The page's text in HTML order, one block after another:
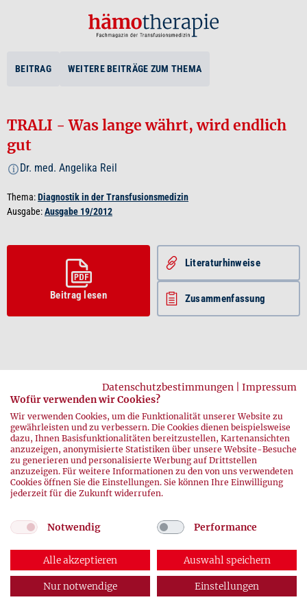
BEITRAG WEITERE BEITRÄGE ZUM THEMA
TRALI - Was lange währt, wird endlich
gut
i Dr. med. Angelika Reil
Thema:Diagnostik in der Transfusionsmedizin
Ausgabe:Ausgabe 19/2012
Beitrag lesen
Literatur­hinweise
Zusammenfassung
zurück
Impressum
Datenschutz
ABONNEMENT AUSGABEN KONTAKT
Datenschutzbestimmungen
Impressum
Wofür verwenden wir Cookies?
Wir verwenden Cookies, um die Funktionalität unserer Website zu
gewährleisten und zu verbessern. Die Cookies dienen beispielsweise
dazu, Ihnen Basisfunktionalitäten bereitzustellen, Kartenansichten
anzuzeigen, anonymisierte Statistiken über unsere Website-Besuche
zu generieren und personalisierte Werbung auf Drittstellen
anzuzeigen. Für weitere Informationen zu den von uns verwendeten
Cookies öffnen Sie die Einstellungen. Sie können Ihre Einwilligung
jederzeit für die Zukunft widerrufen.
Notwendig Performance
Alle akzeptieren Auswahl speichern
Nur notwendige Einstellungen